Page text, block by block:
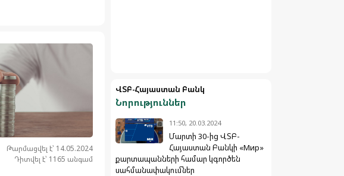
Թարմացվել է՝ 14.05.2024
Դիտվել է՝ 1165 անգամ
ՎՏԲ-Հայաստան Բանկ
Նորություններ
11:50, 20.03.2024
Մարտի 30-ից ՎՏԲ-
Հայաստան Բանկի «Мир»
քարտապանների համար կգործեն
սահմանափակումներ